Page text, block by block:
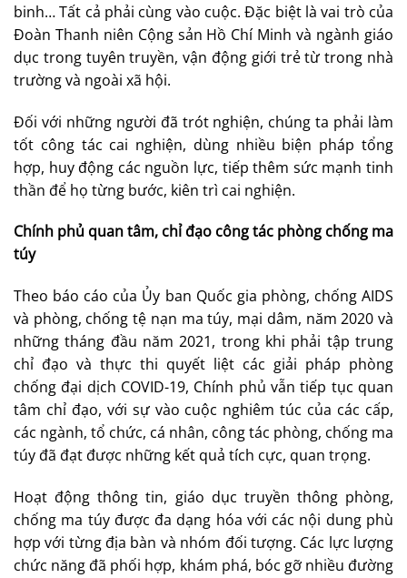
binh… Tất cả phải cùng vào cuộc. Đặc biệt là vai trò của
Đoàn Thanh niên Cộng sản Hồ Chí Minh và ngành giáo
dục trong tuyên truyền, vận động giới trẻ từ trong nhà
trường và ngoài xã hội.
Đối với những người đã trót nghiện, chúng ta phải làm
tốt công tác cai nghiện, dùng nhiều biện pháp tổng
hợp, huy động các nguồn lực, tiếp thêm sức mạnh tinh
thần để họ từng bước, kiên trì cai nghiện.
Chính phủ quan tâm, chỉ đạo công tác phòng chống ma
túy
Theo báo cáo của Ủy ban Quốc gia phòng, chống AIDS
và phòng, chống tệ nạn ma túy, mại dâm, năm 2020 và
những tháng đầu năm 2021, trong khi phải tập trung
chỉ đạo và thực thi quyết liệt các giải pháp phòng
chống đại dịch COVID-19, Chính phủ vẫn tiếp tục quan
tâm chỉ đạo, với sự vào cuộc nghiêm túc của các cấp,
các ngành, tổ chức, cá nhân, công tác phòng, chống ma
túy đã đạt được những kết quả tích cực, quan trọng.
Hoạt động thông tin, giáo dục truyền thông phòng,
chống ma túy được đa dạng hóa với các nội dung phù
hợp với từng địa bàn và nhóm đối tượng. Các lực lượng
chức năng đã phối hợp, khám phá, bóc gỡ nhiều đường